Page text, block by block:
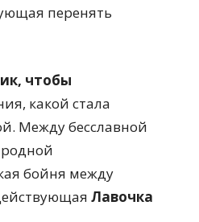
перенять
чтобы
какой стала
Между бесславной
бойня между
Лавочка